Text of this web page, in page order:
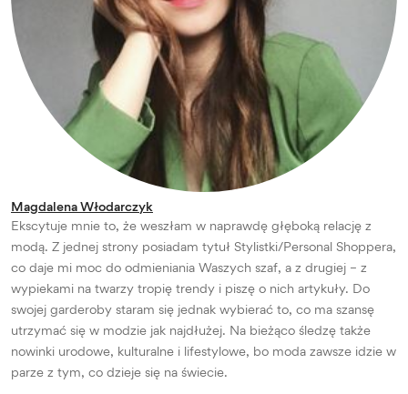
Magdalena Włodarczyk
Ekscytuje mnie to, że weszłam w naprawdę głęboką relację z
modą. Z jednej strony posiadam tytuł Stylistki/Personal Shoppera,
co daje mi moc do odmieniania Waszych szaf, a z drugiej – z
wypiekami na twarzy tropię trendy i piszę o nich artykuły. Do
swojej garderoby staram się jednak wybierać to, co ma szansę
utrzymać się w modzie jak najdłużej. Na bieżąco śledzę także
nowinki urodowe, kulturalne i lifestylowe, bo moda zawsze idzie w
parze z tym, co dzieje się na świecie.